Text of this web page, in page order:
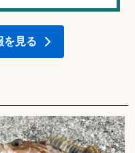
を見る